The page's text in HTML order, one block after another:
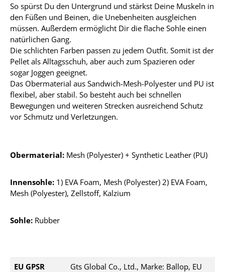
So spürst Du den Untergrund und stärkst Deine Muskeln in
den Füßen und Beinen, die Unebenheiten ausgleichen
müssen. Außerdem ermöglicht Dir die flache Sohle einen
natürlichen Gang.
Die schlichten Farben passen zu jedem Outfit. Somit ist der
Pellet als Alltagsschuh, aber auch zum Spazieren oder
sogar Joggen geeignet.
Das Obermaterial aus Sandwich-Mesh-Polyester und PU ist
flexibel, aber stabil. So besteht auch bei schnellen
Bewegungen und weiteren Strecken ausreichend Schutz
vor Schmutz und Verletzungen.
Obermaterial: Mesh (Polyester) + Synthetic Leather (PU)
Innensohle: 1) EVA Foam, Mesh (Polyester) 2) EVA Foam,
Mesh (Polyester), Zellstoff, Kalzium
Sohle: Rubber
EU GPSR
Gts Global Co., Ltd., Marke: Ballop, EU